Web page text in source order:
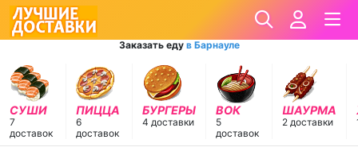
Заказать еду в Барнауле
СУШИ
7
доставок
ПИЦЦА
6
доставок
БУРГЕРЫ
4 доставки
ВОК
5
доставок
ШАУРМА
2 доставки